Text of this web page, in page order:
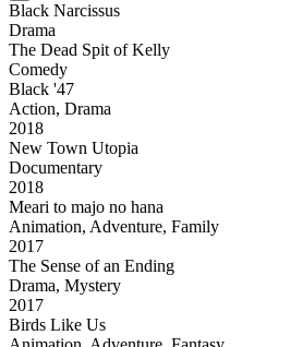
Black Narcissus
Drama
The Dead Spit of Kelly
Comedy
Black '47
Action, Drama
2018
New Town Utopia
Documentary
2018
Meari to majo no hana
Animation, Adventure, Family
2017
The Sense of an Ending
Drama, Mystery
2017
Birds Like Us